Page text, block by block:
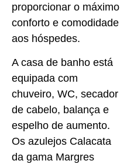
proporcionar o máximo
conforto e comodidade
aos hóspedes.
A casa de banho está
equipada com
chuveiro, WC, secador
de cabelo, balança e
espelho de aumento.
Os azulejos Calacata
da gama Margres